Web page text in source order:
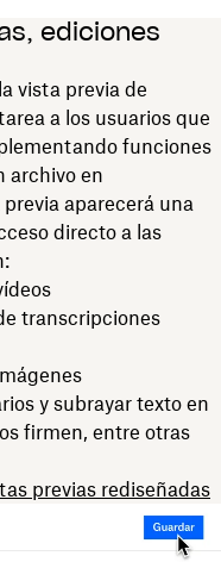
ediciones
vista previa de
a los usuarios que
funciones
archivo en
aparecerá una
directo a las
transcripciones
y subrayar texto en
firmen, entre otras
previas rediseñadas